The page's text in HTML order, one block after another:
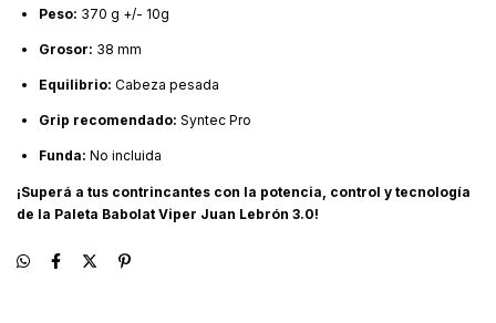
Peso: 370 g +/- 10g
Grosor: 38 mm
Equilibrio: Cabeza pesada
Grip recomendado: Syntec Pro
Funda: No incluida
¡Superá a tus contrincantes con la potencia, control y tecnología
de la Paleta Babolat Viper Juan Lebrón 3.0!